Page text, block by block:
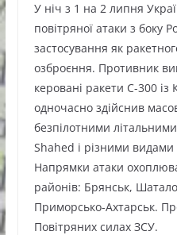
У ніч з 1 на 2 липня
повітряної атаки з боку
застосування як
озброєння. Противник
керовані ракети С-300 із
одночасно здійснив
безпілотними
Shahed і різними видами
Напрямки атаки
районів: Брянськ,
Приморсько-Ахтарськ.
Повітряних силах ЗСУ.